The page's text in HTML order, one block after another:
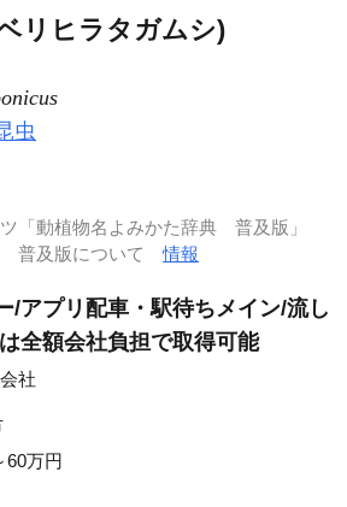
リヒラタガムシ)
虫
「動植物名よみかた辞典 普及版」
普及版について情報
/アプリ配車・駅待ちメイン/流し
全額会社負担で取得可能
社
60万円